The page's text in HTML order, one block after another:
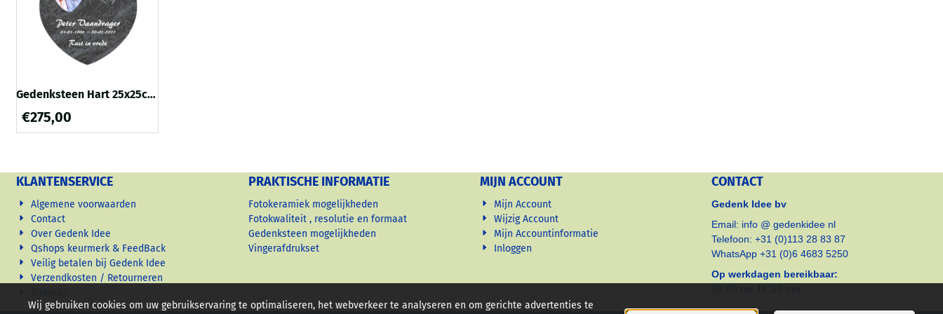
Gedenksteen Hart 25x25cm
Hart
€275,00
KLANTENSERVICE
Algemene voorwaarden
Contact
Over Gedenk Idee
Qshops keurmerk & FeedBack
Veilig betalen bij Gedenk Idee
Verzendkosten / Retourneren
PRAKTISCHE INFORMATIE
Fotokeramiek mogelijkheden
Fotokwaliteit , resolutie en formaat
Gedenksteen mogelijkheden
Vingerafdrukset
MIJN ACCOUNT
Mijn Account
Wijzig Account
Mijn Accountinformatie
Inloggen
CONTACT
Gedenk Idee bv
Email: info @ gedenkidee nl
Telefoon: +31 (0)113 28 83 87
WhatsApp +31 (0)6 4683 5250
Op werkdagen bereikbaar:
Wij gebruiken cookies om uw gebruikservaring te optimaliseren, het webverkeer te analyseren en om gerichte advertenties te